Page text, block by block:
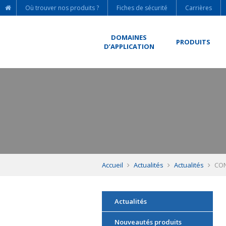
Où trouver nos produits ? Fiches de sécurité Carrières
DOMAINES
D’APPLICATION
PRODUITS
Accueil Actualités Actualités
Actualités
Nouveautés produits